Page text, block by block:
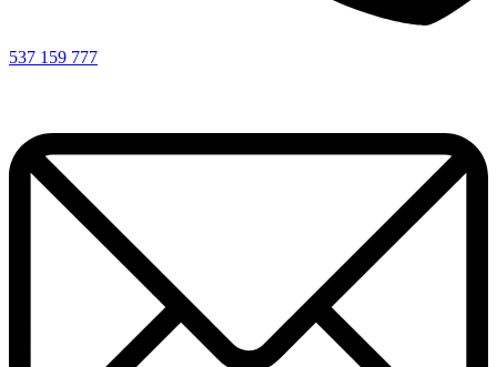
537 159 777